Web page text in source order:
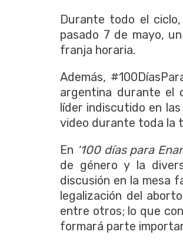
Durante todo el ciclo,
pasado 7 de mayo,
franja horaria.
Además,
argentina durante el
líder indiscutido en
video durante toda la
En ‘100 días para
de género y la
discusión en la mesa
legalización del
entre otros; lo que
formará parte